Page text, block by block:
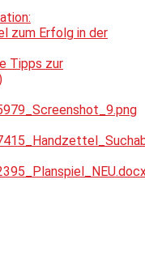
zum Erfolg in der
Tipps zur